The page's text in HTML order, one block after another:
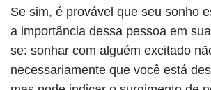
Se sim, é provável que seu sonho
a importância dessa pessoa em
se: sonhar com alguém excitado
necessariamente que você está